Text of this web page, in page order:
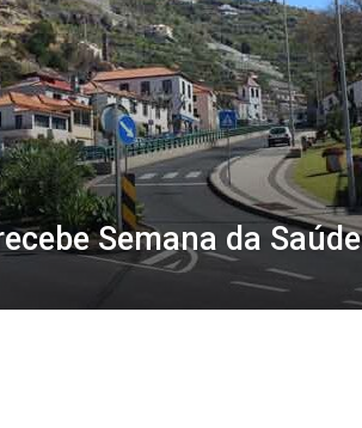
Semana da Saúde